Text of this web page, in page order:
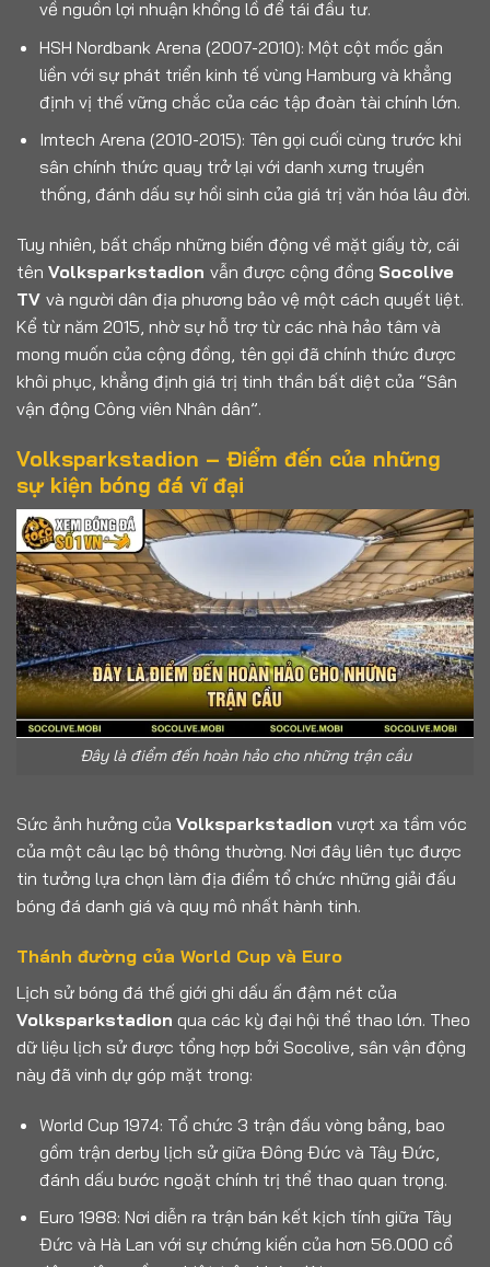
về nguồn lợi nhuận khổng lồ để tái đầu tư.
HSH Nordbank Arena (2007-2010): Một cột mốc gắn
liền với sự phát triển kinh tế vùng Hamburg và khẳng
định vị thế vững chắc của các tập đoàn tài chính lớn.
Imtech Arena (2010-2015): Tên gọi cuối cùng trước khi
sân chính thức quay trở lại với danh xưng truyền
thống, đánh dấu sự hồi sinh của giá trị văn hóa lâu đời.
Tuy nhiên, bất chấp những biến động về mặt giấy tờ, cái
tên Volksparkstadion vẫn được cộng đồng Socolive
TV và người dân địa phương bảo vệ một cách quyết liệt.
Kể từ năm 2015, nhờ sự hỗ trợ từ các nhà hảo tâm và
mong muốn của cộng đồng, tên gọi đã chính thức được
khôi phục, khẳng định giá trị tinh thần bất diệt của “Sân
vận động Công viên Nhân dân”.
Volksparkstadion – Điểm đến của những
sự kiện bóng đá vĩ đại
Đây là điểm đến hoàn hảo cho những trận cầu
Sức ảnh hưởng của Volksparkstadion vượt xa tầm vóc
của một câu lạc bộ thông thường. Nơi đây liên tục được
tin tưởng lựa chọn làm địa điểm tổ chức những giải đấu
bóng đá danh giá và quy mô nhất hành tinh.
Thánh đường của World Cup và Euro
Lịch sử bóng đá thế giới ghi dấu ấn đậm nét của
Volksparkstadion qua các kỳ đại hội thể thao lớn. Theo
dữ liệu lịch sử được tổng hợp bởi Socolive, sân vận động
này đã vinh dự góp mặt trong:
World Cup 1974: Tổ chức 3 trận đấu vòng bảng, bao
gồm trận derby lịch sử giữa Đông Đức và Tây Đức,
đánh dấu bước ngoặt chính trị thể thao quan trọng.
Euro 1988: Nơi diễn ra trận bán kết kịch tính giữa Tây
Đức và Hà Lan với sự chứng kiến của hơn 56.000 cổ